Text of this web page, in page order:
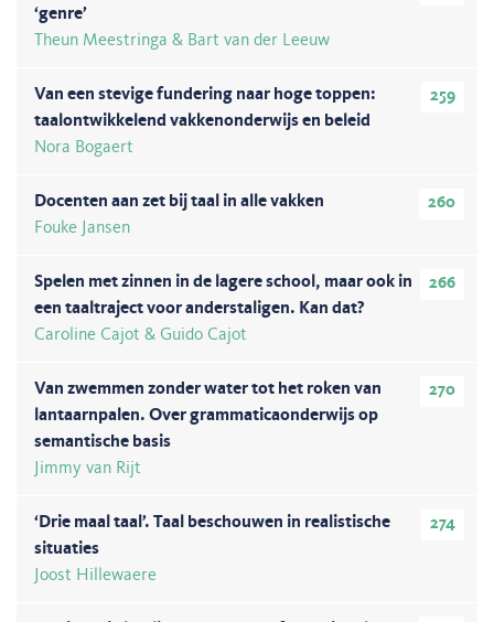
‘genre’
Theun Meestringa & Bart van der Leeuw
259
Van een stevige fundering naar hoge toppen:
taalontwikkelend vakkenonderwijs en beleid
Nora Bogaert
260
Docenten aan zet bij taal in alle vakken
Fouke Jansen
266
Spelen met zinnen in de lagere school, maar ook in
een taaltraject voor anderstaligen. Kan dat?
Caroline Cajot & Guido Cajot
270
Van zwemmen zonder water tot het roken van
lantaarnpalen. Over grammaticaonderwijs op
semantische basis
Jimmy van Rijt
274
‘Drie maal taal’. Taal beschouwen in realistische
situaties
Joost Hillewaere